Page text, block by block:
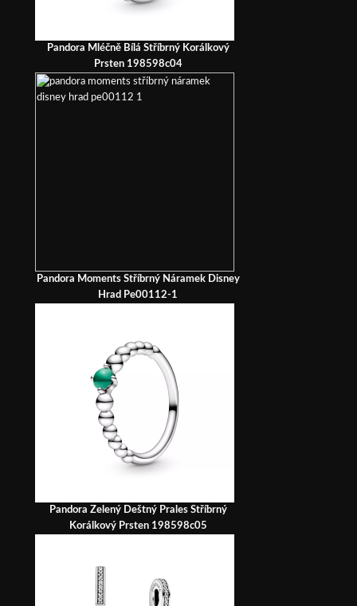
Pandora Mléčně Bílá Stříbrný Korálkový
Prsten 198598c04
Pandora Moments Stříbrný Náramek Disney
Hrad Pe00112-1
Pandora Zelený Deštný Prales Stříbrný
Korálkový Prsten 198598c05